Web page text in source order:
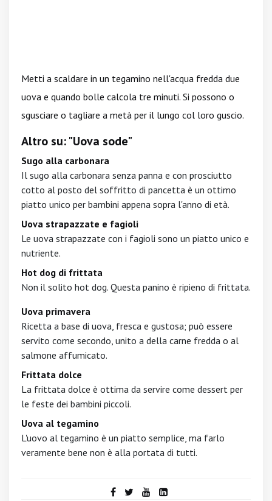
Metti a scaldare in un tegamino nell'acqua fredda due
uova e quando bolle calcola tre minuti. Si possono o
sgusciare o tagliare a metà per il lungo col loro guscio.
Altro su: "Uova sode"
Sugo alla carbonara
Il sugo alla carbonara senza panna e con prosciutto
cotto al posto del soffritto di pancetta è un ottimo
piatto unico per bambini appena sopra l'anno di età.
Uova strapazzate e fagioli
Le uova strapazzate con i fagioli sono un piatto unico e
nutriente.
Hot dog di frittata
Non il solito hot dog. Questa panino è ripieno di frittata.
Uova primavera
Ricetta a base di uova, fresca e gustosa; può essere
servito come secondo, unito a della carne fredda o al
salmone affumicato.
Frittata dolce
La frittata dolce è ottima da servire come dessert per
le feste dei bambini piccoli.
Uova al tegamino
L'uovo al tegamino è un piatto semplice, ma farlo
veramente bene non è alla portata di tutti.